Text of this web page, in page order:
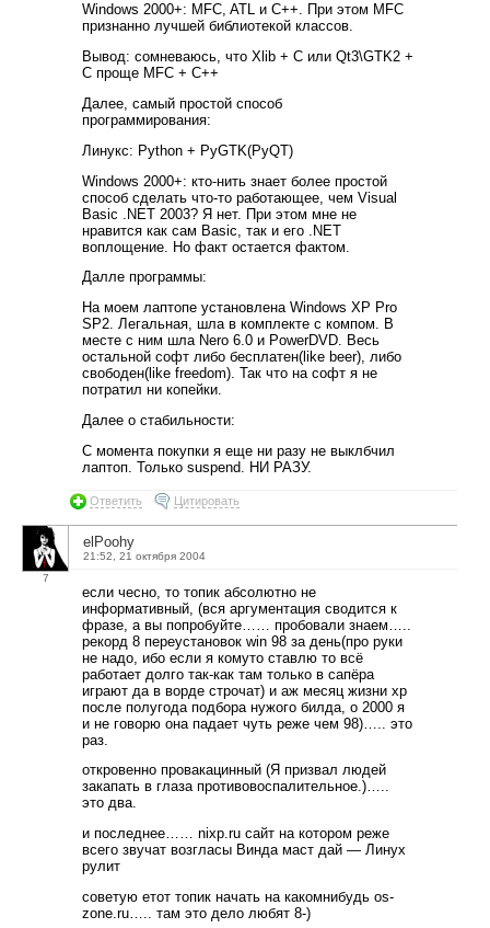
Windows 2000+: MFC, ATL и C++. При этом MFC
признанно лучшей библиотекой классов.
Вывод: сомневаюсь, что Xlib + C или Qt3\GTK2 +
C проще MFC + C++
Далее, самый простой способ
программирования:
Линукс: Python + PyGTK(PyQT)
Windows 2000+: кто-нить знает более простой
способ сделать что-то работающее, чем Visual
Basic .NET 2003? Я нет. При этом мне не
нравится как сам Basic, так и его .NET
воплощение. Но факт остается фактом.
Далле программы:
На моем лаптопе установлена Windows XP Pro
SP2. Легальная, шла в комплекте с компом. В
месте с ним шла Nero 6.0 и PowerDVD. Весь
остальной софт либо бесплатен(like beer), либо
свободен(like freedom). Так что на софт я не
потратил ни копейки.
Далее о стабильности:
С момента покупки я еще ни разу не выклбчил
лаптоп. Только suspend. НИ РАЗУ.
Ответить Цитировать
7
elPoohy
21:52, 21 октября 2004
если чесно, то топик абсолютно не
информативный, (вся аргументация сводится к
фразе, а вы попробуйте…… пробовали знаем…..
рекорд 8 переустановок win 98 за день(про руки
не надо, ибо если я комуто ставлю то всё
работает долго так-как там только в сапёра
играют да в ворде строчат) и аж месяц жизни xp
после полугода подбора нужого билда, о 2000 я
и не говорю она падает чуть реже чем 98)….. это
раз.
откровенно провакацинный (Я призвал людей
закапать в глаза противовоспалительное.)…..
это два.
и последнее…… nixp.ru сайт на котором реже
всего звучат возгласы Винда маст дай — Линух
рулит
советую етот топик начать на какомнибудь os-
zone.ru….. там это дело любят 8-)